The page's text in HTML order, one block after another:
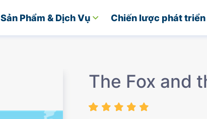
Sản Phẩm & Dịch Vụ Chiến lược phát triển
The Fox and